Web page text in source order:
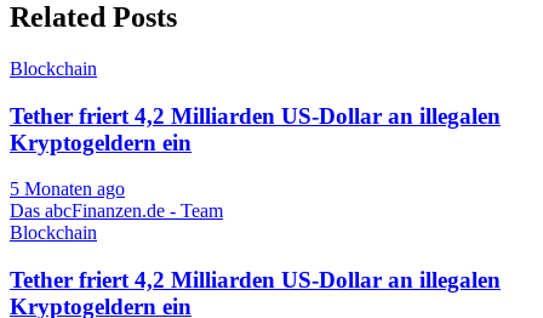
Related Posts
Blockchain
Tether friert 4,2 Milliarden US-Dollar an illegalen
Kryptogeldern ein
5 Monaten ago
Das abcFinanzen.de - Team
Blockchain
Tether friert 4,2 Milliarden US-Dollar an illegalen
Kryptogeldern ein